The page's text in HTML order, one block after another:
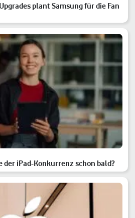
plant Samsung für die Fan
der iPad-Konkurrenz schon bald?